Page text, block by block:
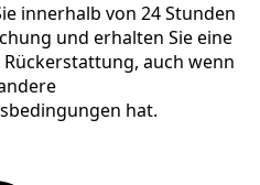
innerhalb von 24 Stunden
und erhalten Sie eine
auch wenn
hat.